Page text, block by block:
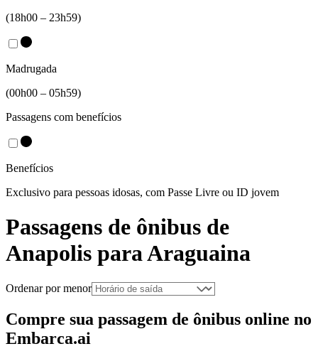
(18h00 – 23h59)
Madrugada
(00h00 – 05h59)
Passagens com benefícios
Benefícios
Exclusivo para pessoas idosas, com Passe Livre ou ID jovem
Passagens de ônibus de
Anapolis paraAraguaina
Ordenar por menor
Compre sua passagem de ônibus online no
Embarca.ai